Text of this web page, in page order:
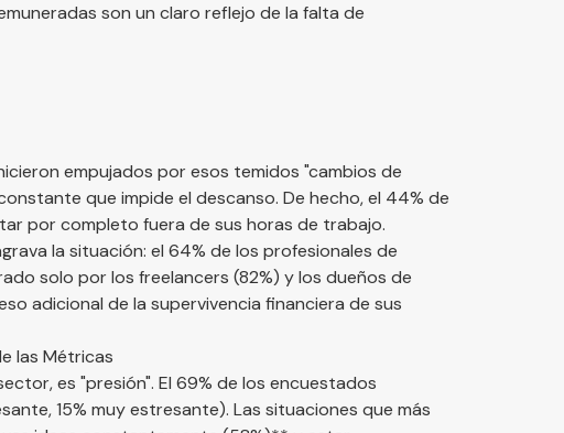
son un claro reflejo de la falta de
empujados por esos temidos "cambios de
que impide el descanso. De hecho, el 44% de
por completo fuera de sus horas de trabajo.
la situación: el 64% de los profesionales de
solo por los freelancers (82%) y los dueños de
adicional de la supervivencia financiera de sus
las Métricas
es "presión". El 69% de los encuestados
15% muy estresante). Las situaciones que más